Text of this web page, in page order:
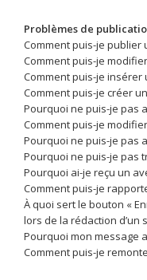
Problèmes de
Comment puis-je
Comment puis-je
Comment puis-je insérer
Comment puis-je créer
Pourquoi ne puis-je pas
Comment puis-je
Pourquoi ne puis-je pas
Pourquoi ne puis-je pas
Pourquoi ai-je reçu un
Comment puis-je
À quoi sert le bouton «
lors de la rédaction d’un
Pourquoi mon message
Comment puis-je